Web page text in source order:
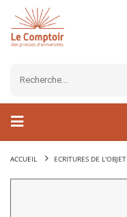
ACCUEIL ECRITURES DE L'OBJET